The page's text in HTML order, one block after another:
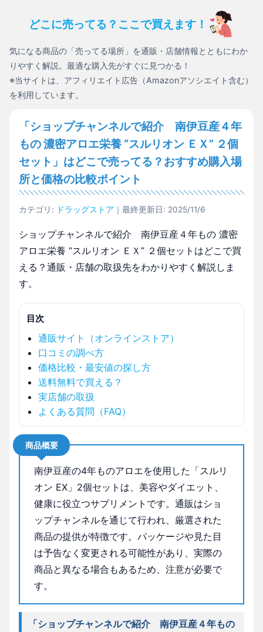
どこに売ってる？ここで買えます！
気になる商品の「売ってる場所」を通販・店舗情報とともにわか
りやすく解説。最適な購入先がすぐに見つかる！
※当サイトは、アフィリエイト広告（Amazonアソシエイト含む）
を利用しています。
「ショップチャンネルで紹介 南伊豆産４年
もの 濃密アロエ栄養 “スルリオン ＥＸ” ２個
セット」はどこで売ってる？おすすめ購入場
所と価格の比較ポイント
カテゴリ: ドラッグストア ｜最終更新日: 2025/11/6
ショップチャンネルで紹介 南伊豆産４年もの 濃密
アロエ栄養 “スルリオン ＥＸ” ２個セットはどこで買
える？通販・店舗の取扱先をわかりやすく解説しま
す。
目次
通販サイト（オンラインストア）
口コミの調べ方
価格比較・最安値の探し方
送料無料で買える？
実店舗の取扱
よくある質問（FAQ）
商品概要
南伊豆産の4年ものアロエを使用した「スルリ
オン EX」2個セットは、美容やダイエット、
健康に役立つサプリメントです。通販はショ
ップチャンネルを通じて行われ、厳選された
商品の提供が特徴です。パッケージや見た目
は予告なく変更される可能性があり、実際の
商品と異なる場合もあるため、注意が必要で
す。
「ショップチャンネルで紹介 南伊豆産４年もの